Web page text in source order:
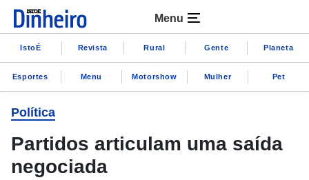
Menu
IstoÉ Revista Rural Gente Planeta
Esportes Menu Motorshow Mulher Pet
Política
Partidos articulam uma saída
negociada